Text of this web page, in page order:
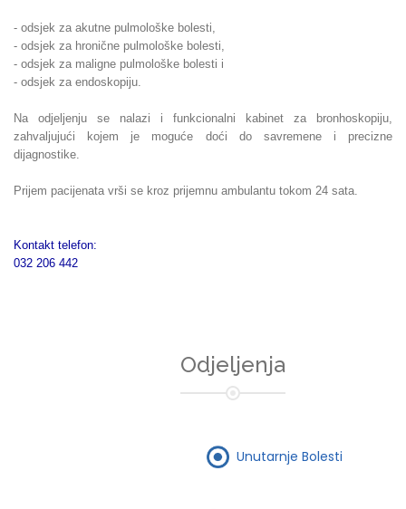
- odsjek za akutne pulmološke bolesti,
- odsjek za hronične pulmološke bolesti,
- odsjek za maligne pulmološke bolesti i
- odsjek za endoskopiju.
Na odjeljenju se nalazi i funkcionalni kabinet za bronhoskopiju,
zahvaljujući kojem je moguće doći do savremene i precizne
dijagnostike.
Prijem pacijenata vrši se kroz prijemnu ambulantu tokom 24 sata.
Kontakt telefon:
032 206 442
Odjeljenja
Unutarnje Bolesti